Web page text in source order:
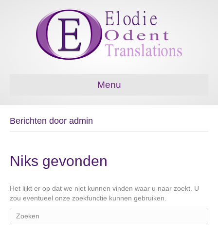
Menu
Berichten door admin
Niks gevonden
Het lijkt er op dat we niet kunnen vinden waar u naar zoekt. U
zou eventueel onze zoekfunctie kunnen gebruiken.